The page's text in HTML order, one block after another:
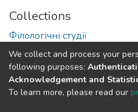
Collections
Філологічні студії
Full item page
DSpace software
We collect and process your
following purposes:
Acknowledgement and
To learn more, please read our